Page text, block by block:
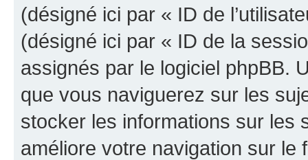
(désigné ici par « ID de
(désigné ici par « ID de la
assignés par le logiciel phpBB.
que vous naviguerez sur les
stocker les informations sur les
améliore votre navigation sur le